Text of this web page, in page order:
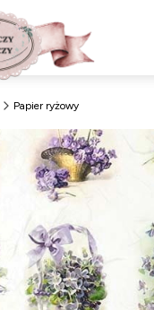
Papier ryżowy